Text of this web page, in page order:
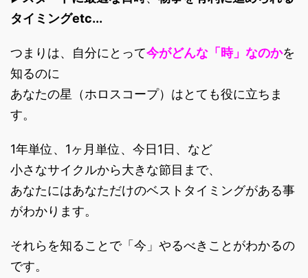
タイミングetc...
つまりは、自分にとって今がどんな「時」なのかを
知るのに
あなたの星（ホロスコープ）はとても役に立ちま
す。
1年単位、1ヶ月単位、今日1日、など
小さなサイクルから大きな節目まで、
あなたにはあなただけのベストタイミングがある事
がわかります。
それらを知ることで「今」やるべきことがわかるの
です。